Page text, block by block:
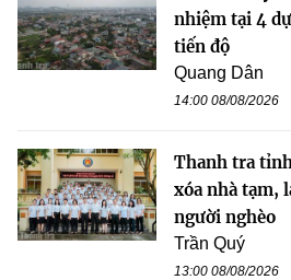
nhiệm tại 4
tiến độ
Quang Dân
14:00 08/08/2026
Thanh tra
xóa nhà tạm,
người nghèo
Trần Quý
13:00 08/08/2026